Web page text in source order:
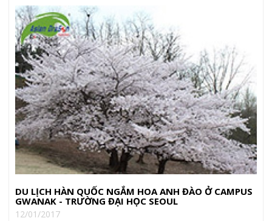
DU LỊCH HÀN QUỐC NGẮM HOA ANH ĐÀO Ở CAMPUS
GWANAK - TRƯỜNG ĐẠI HỌC SEOUL
12/01/2017